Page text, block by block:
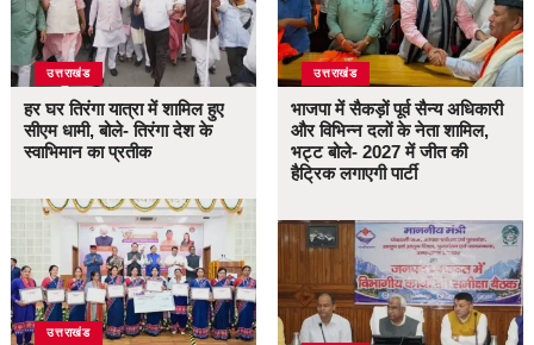
उत्तराखंड
हर घर तिरंगा यात्रा में शामिल हुए
सीएम धामी, बोले- तिरंगा देश के
स्वाभिमान का प्रतीक
उत्तराखंड
उत्तराखंड
भाजपा में सैकड़ों पूर्व सैन्य अधिकारी
और विभिन्न दलों के नेता शामिल,
भट्ट बोले- 2027 में जीत की
हैट्रिक लगाएगी पार्टी